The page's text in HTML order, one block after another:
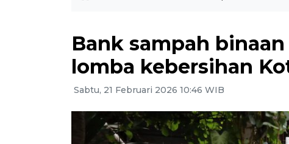
Bank sampah
lomba kebersihan
Sabtu, 21 Februari 2026 10:46 WIB